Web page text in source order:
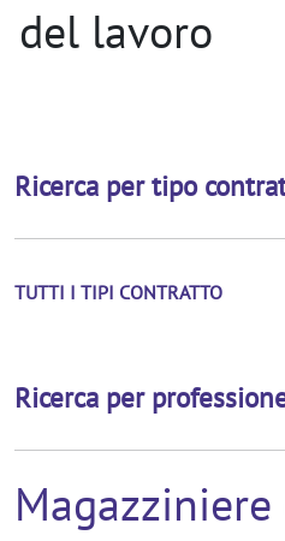
del lavoro
Ricerca per tipo
TUTTI I TIPI CONTRATTO
Ricerca per
Magazziniere